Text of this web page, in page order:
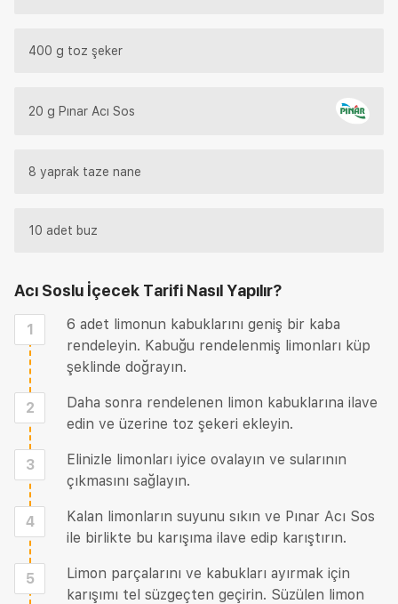
400 g toz şeker
20 g Pınar Acı Sos
8 yaprak taze nane
10 adet buz
Acı Soslu İçecek Tarifi Nasıl Yapılır?
1
6 adet limonun kabuklarını geniş bir kaba
rendeleyin. Kabuğu rendelenmiş limonları küp
şeklinde doğrayın.
2
Daha sonra rendelenen limon kabuklarına ilave
edin ve üzerine toz şekeri ekleyin.
3
Elinizle limonları iyice ovalayın ve sularının
çıkmasını sağlayın.
4
Kalan limonların suyunu sıkın ve Pınar Acı Sos
ile birlikte bu karışıma ilave edip karıştırın.
5
Limon parçalarını ve kabukları ayırmak için
karışımı tel süzgeçten geçirin. Süzülen limon